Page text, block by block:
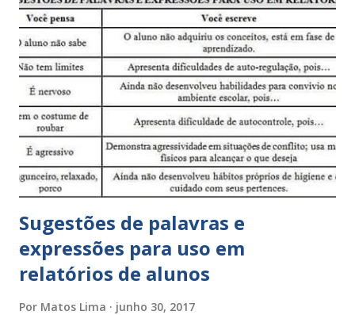
Sugestões de palavras e
expressões para uso em
relatórios de alunos
Por Matos Lima junho 30, 2017